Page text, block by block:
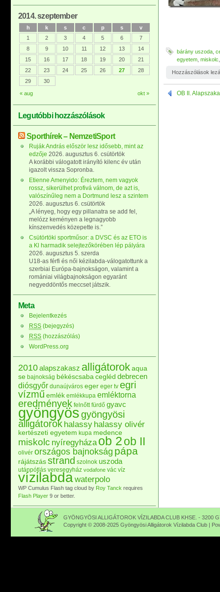
bárány uszoda
egyetem miskolc
Hozzászólások
OB II.
2014. szeptember
h k s c p s v
« aug okt »
1 2 3 4 5 6
7
8
9 10 11 12 13
14
15
16 17 18 19 20
21
22
23 24 25 26 27
28
29
30
Legutóbbi hozzászólások
Sporthírek – NemzetiSport
Ruják András először lesz idősebb, mint az
edzője 2026. augusztus 6. csütörtök
A korábbi válogatott irányító kilenc év után
igazolt vissza Sopronba.
Etienne Amenyido: Éreztem, nem vagyok
rossz, sikerülhet profivá válnom, de azt is,
valószínűleg nem a Dortmund lesz a szintem
2026. augusztus 6. csütörtök
„A lényeg, hogy egy pillanatra se add fel,
melózz keményen a legnagyobb
kínszenvedés közepette is.”
Csütörtöki sportműsor: a DVSC és az ETO is
a Kl harmadik selejtezőkörében lép pályára
2026. augusztus 5. szerda
U18-as férfi és női kézilabda-válogatottunk a
szerbiai Európa-bajnokságon, valamint a
romániai világbajnokságon egyaránt
negyeddöntős meccset játszik.
Meta
Bejelentkezés
RSS (bejegyzés)
RSS (hozzászólás)
WordPress.org
2010alapszakasz alligátorokaqua
se bajnokság békéscsaba cegléd debrecen
diósgyőr dunaújváros eger eger tv egri
vízműemlék emlékkupa emléktorna
eredmények felnőtt fürdő gyavc
gyöngyösgyöngyösi
alligátorok halassy halassy olivér
kertészeti egyetem kupa medence
miskolc nyíregyháza ob 2ob II
olivér országos bajnokság pápa
rájátszás strand szolnok uszoda
utánpótlás veresegyház vodafone vác víz
vízilabdawaterpolo
WP Cumulus Flash tag cloud by Roy Tanck requires
Flash Player 9 or better.
GYÖNGYÖSI ALLIGÁTOROK VÍZILABDA CLUB KHSE. - 3200
Copyright © 2008-2025 Gyöngyösi Alligátorok Vízilabda Club |